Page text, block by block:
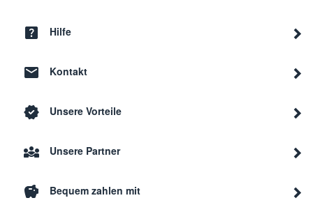
Hilfe
Kontakt
Unsere Vorteile
Unsere Partner
Bequem zahlen mit